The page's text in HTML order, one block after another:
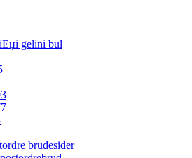
gelini bul
brudesider